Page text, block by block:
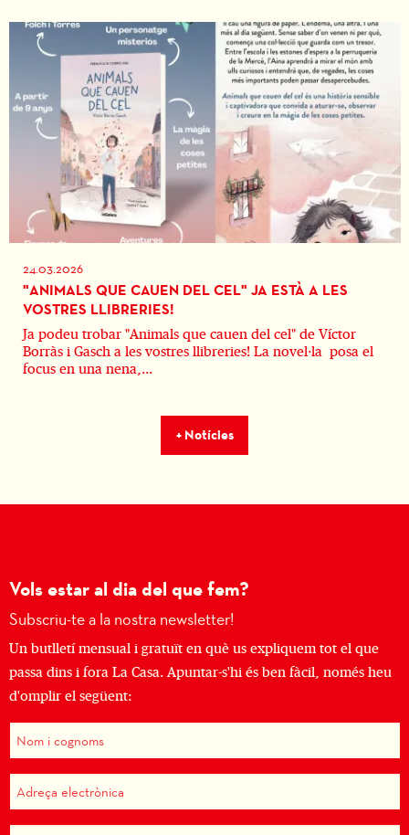
24.03.2026
"ANIMALS QUE CAUEN DEL CEL" JA ESTÀ A LES
VOSTRES LLIBRERIES!
Ja podeu trobar "Animals que cauen del cel" de Víctor
Borràs i Gasch a les vostres llibreries! La novel·la posa el
focus en una nena,...
+ Notícies
Vols estar al dia del que fem?
Subscriu-te a la nostra newsletter!
Un butlletí mensual i gratuït en què us expliquem tot el que
passa dins i fora La Casa. Apuntar-s'hi és ben fàcil, només heu
d'omplir el següent: